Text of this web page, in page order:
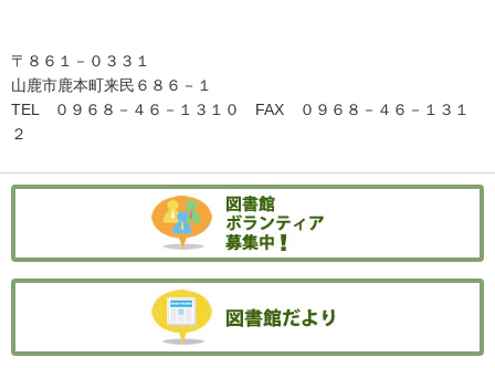
〒８６１－０３３１
山鹿市鹿本町来民６８６－１
TEL ０９６８－４６－１３１０ FAX ０９６８－４６－１３１
２